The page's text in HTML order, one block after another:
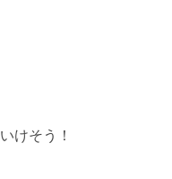
けそう！